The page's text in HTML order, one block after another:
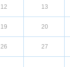
12 13
19 20
26 27